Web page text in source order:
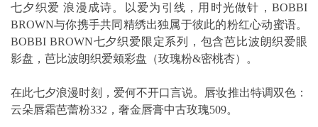
七夕织爱 浪漫成诗。以爱为引线，用时光做针，BOBBI
BROWN与你携手共同精绣出独属于彼此的粉红心动蜜语。
BOBBI BROWN七夕织爱限定系列，包含芭比波朗织爱眼
影盘，芭比波朗织爱颊彩盘（玫瑰粉&密桃杏）。
在此七夕浪漫时刻，爱何不开口言说。唇妆推出特调双色：
云朵唇霜芭蕾粉332，奢金唇膏中古玫瑰509。